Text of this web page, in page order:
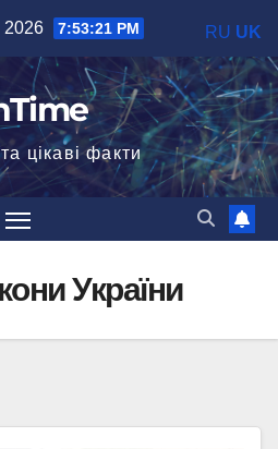
2026 7:53:23 PM
цікаві факти
України
RU UK